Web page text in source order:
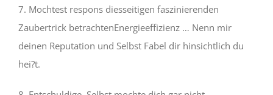
7. Mochtest respons diesseitigen faszinierenden
Zaubertrick betrachtenEnergieeffizienz … Nenn mir
deinen Reputation und Selbst Fabel dir hinsichtlich du
hei?t.